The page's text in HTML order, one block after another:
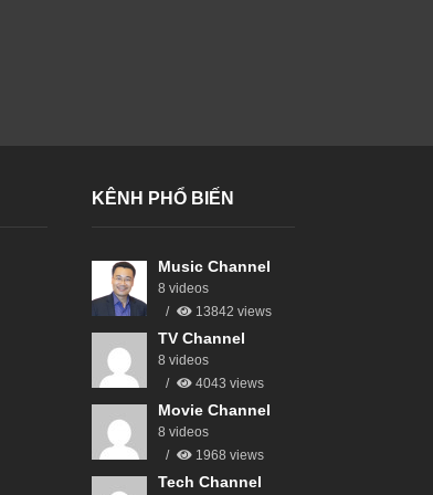
KÊNH PHỔ BIẾN
Music Channel
8 videos
13842 views
TV Channel
8 videos
4043 views
Movie Channel
8 videos
1968 views
Tech Channel